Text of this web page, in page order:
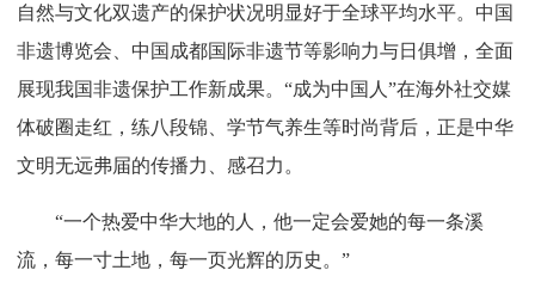
自然与文化双遗产的保护状况明显好于全球平均水平。中国
非遗博览会、中国成都国际非遗节等影响力与日俱增，全面
展现我国非遗保护工作新成果。“成为中国人”在海外社交媒
体破圈走红，练八段锦、学节气养生等时尚背后，正是中华
文明无远弗届的传播力、感召力。
“一个热爱中华大地的人，他一定会爱她的每一条溪
流，每一寸土地，每一页光辉的历史。”